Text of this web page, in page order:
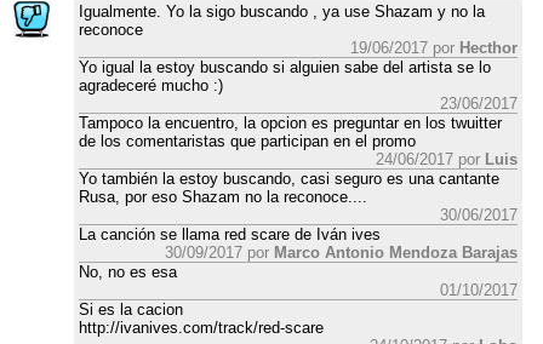
Igualmente. Yo la sigo buscando , ya use Shazam y no la
reconoce
19/06/2017 por Hecthor
Yo igual la estoy buscando si alguien sabe del artista se lo
agradeceré mucho :)
23/06/2017
Tampoco la encuentro, la opcion es preguntar en los twuitter
de los comentaristas que participan en el promo
24/06/2017 por Luis
Yo también la estoy buscando, casi seguro es una cantante
Rusa, por eso Shazam no la reconoce....
30/06/2017
La canción se llama red scare de Iván ives
30/09/2017 por Marco Antonio Mendoza Barajas
No, no es esa
01/10/2017
Si es la cacion
http://ivanives.com/track/red-scare